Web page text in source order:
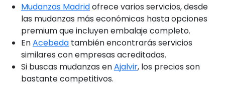
Mudanzas Madridofrece varios servicios, desde
las mudanzas más económicas hasta opciones
premium que incluyen embalaje completo.
EnAcebeda también encontrarás servicios
similares con empresas acreditadas.
Si buscas mudanzas enAjalvir, los precios son
bastante competitivos.